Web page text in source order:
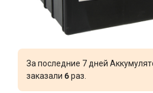
За последние 7 дней
заказали 6раз.